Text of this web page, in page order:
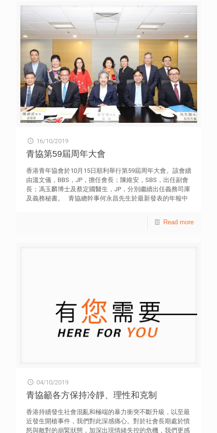
獻策。青年創研庫四項專題研究系列包括：「經濟與就
業」、「管治與政制」、「教育與創新」，以及「社會與民
生」。8位專家、學者應邀擔任創研庫的顧問導師，包括張
子欣博士、黃元山先生、陳弘毅教授、陳維安先生、黃錦輝
教授、倪以理先生、葉兆輝教授和凌浩雲先生。 附件：
「豐富職青的海外視野與就業經驗」調查結果 報告內容
and the Hong Kong Science Museum, and supported by
the Innovation and Technology Commission and Hong
Kong Science and Technology Parks Corporation. The[…]
16/10/2019
青協第59屆周年大會
香港青年協會於10月15日順利舉行第59屆周年大會。該會續
由溫文儀，BBS，JP，擔任會長；陳維安，SBS，出任副會
長；馮玉麟博士及蔡定國醫生，JP，分別繼續出任義務司庫
及義務秘書。 青協總幹事何永昌先生於最新發表的年報中
度，在自身、社交及情緒上取得適切平衡；同時亦著重公眾
Read more
04/10/2019
青協籲各方保持冷靜、理性和克制
香港持續發生社會混亂和極端的暴力衝突不斷升級，以至最
近發生開槍事件，我們對此深感痛心。對於社會長期處於憤
怒與敵對的崩緊狀態，加深出現情緒失控的危機，我們更感